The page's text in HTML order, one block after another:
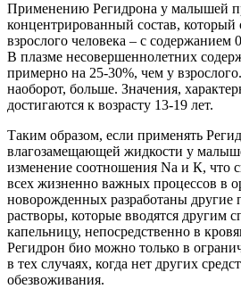
Применению Регидрона у малышей
концентрированный состав, который
взрослого человека – с содержанием
В плазме несовершеннолетних
примерно на 25-30%, чем у
наоборот, больше. Значения,
достигаются к возрасту 13-19 лет.
Таким образом, если применять
влагозамещающей жидкости у
изменение соотношения Na и К, что
всех жизненно важных процессов в
новорожденных разработаны
растворы, которые вводятся другим
капельницу, непосредственно в
Регидрон био можно только в
в тех случаях, когда нет других
обезвоживания.